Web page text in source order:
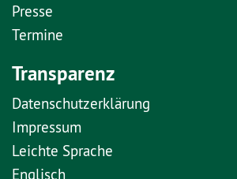
Presse
Termine
Transparenz
Datenschutzerklärung
Impressum
Leichte Sprache
Englisch